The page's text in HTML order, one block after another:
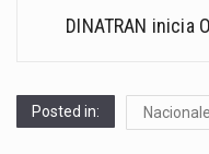
DINATRAN inicia
Posted in: